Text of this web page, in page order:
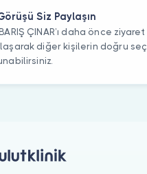
Siz Paylaşın
BARIŞ ÇINAR’ı daha önce
diğer kişilerin doğru